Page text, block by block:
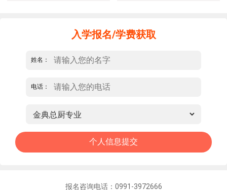
入学报名/学费获取
姓名：
电话：
报名咨询电话：0991-3972666